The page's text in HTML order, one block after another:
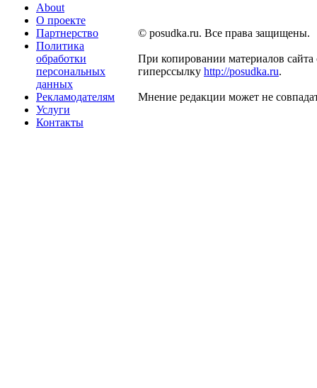
About
О проекте
Партнерство
Политика
обработки
персональных
данных
Рекламодателям
Услуги
Контакты
© posudka.ru. Все права защищены.
При копировании материалов сайта
гиперссылку http://posudka.ru.
Мнение редакции может не